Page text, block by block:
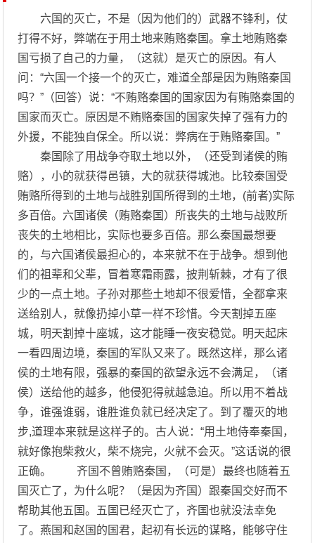
六国的灭亡，不是（因为他们的）武器不锋利，仗
打得不好，弊端在于用土地来贿赂秦国。拿土地贿赂秦
国亏损了自己的力量，（这就）是灭亡的原因。有人
问：“六国一个接一个的灭亡，难道全部是因为贿赂秦国
吗？”（回答）说：“不贿赂秦国的国家因为有贿赂秦国的
国家而灭亡。原因是不贿赂秦国的国家失掉了强有力的
外援，不能独自保全。所以说：弊病在于贿赂秦国。”
秦国除了用战争夺取土地以外，（还受到诸侯的贿
赂），小的就获得邑镇，大的就获得城池。比较秦国受
贿赂所得到的土地与战胜别国所得到的土地，(前者)实际
多百倍。六国诸侯（贿赂秦国）所丧失的土地与战败所
丧失的土地相比，实际也要多百倍。那么秦国最想要
的，与六国诸侯最担心的，本来就不在于战争。想到他
们的祖辈和父辈，冒着寒霜雨露，披荆斩棘，才有了很
少的一点土地。子孙对那些土地却不很爱惜，全都拿来
送给别人，就像扔掉小草一样不珍惜。今天割掉五座
城，明天割掉十座城，这才能睡一夜安稳觉。明天起床
一看四周边境，秦国的军队又来了。既然这样，那么诸
侯的土地有限，强暴的秦国的欲望永远不会满足，（诸
侯）送给他的越多，他侵犯得就越急迫。所以用不着战
争，谁强谁弱，谁胜谁负就已经决定了。到了覆灭的地
步,道理本来就是这样子的。古人说：“用土地侍奉秦国，
就好像抱柴救火，柴不烧完，火就不会灭。”这话说的很
正确。 齐国不曾贿赂秦国，（可是）最终也随着五
国灭亡了，为什么呢？（是因为齐国）跟秦国交好而不
帮助其他五国。五国已经灭亡了，齐国也就没法幸免
了。燕国和赵国的国君，起初有长远的谋略，能够守住